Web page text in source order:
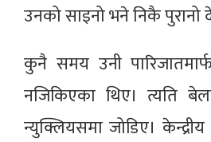
उनको साइनो भने निकै पुरानो
कुनै समय उनी
नजिकिएका थिए। त्यति
न्युक्लियसमा जोडिए।